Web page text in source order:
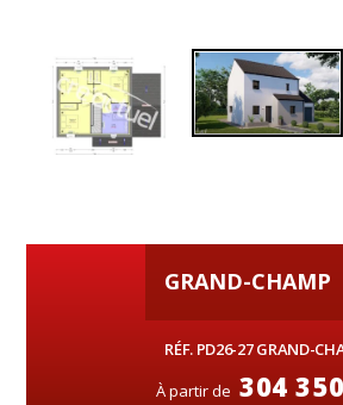
GRAND-CHAMP
RÉF. PD26-27 GRAND-
À partir de 304